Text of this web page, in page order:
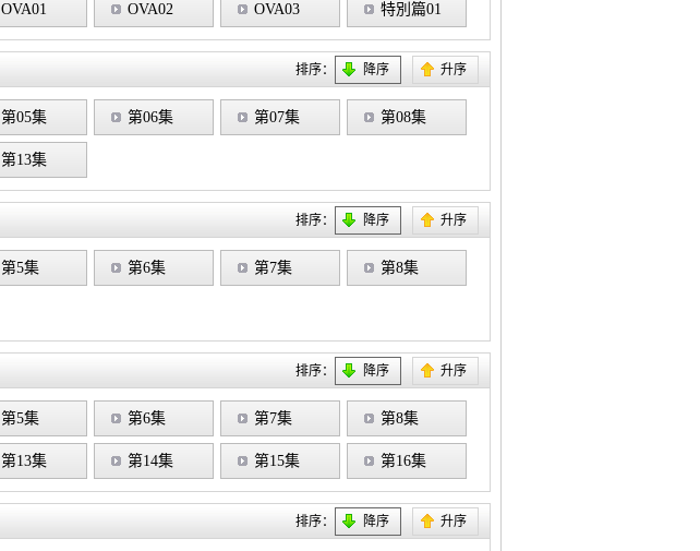
OVA01 OVA02 OVA03 特別篇01
排序： 降序 升序
第05集 第06集 第07集 第08集
第13集
排序： 降序 升序
第5集 第6集 第7集 第8集
排序： 降序 升序
第5集 第6集 第7集 第8集
第13集 第14集 第15集 第16集
排序： 降序 升序